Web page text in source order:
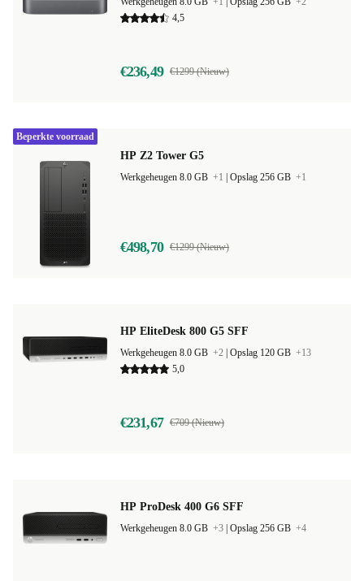
4,5
€236,49 €1299 (Nieuw)
HP Z2 Tower G5
Werkgeheugen 8.0 GB +1 Opslag 256 GB +1
€498,70 €1299 (Nieuw)
Beperkte voorraad
HP EliteDesk 800 G5 SFF
Werkgeheugen 8.0 GB +2 Opslag 120 GB +13
5,0
€231,67 €709 (Nieuw)
HP ProDesk 400 G6 SFF
Werkgeheugen 8.0 GB +3 Opslag 256 GB +4